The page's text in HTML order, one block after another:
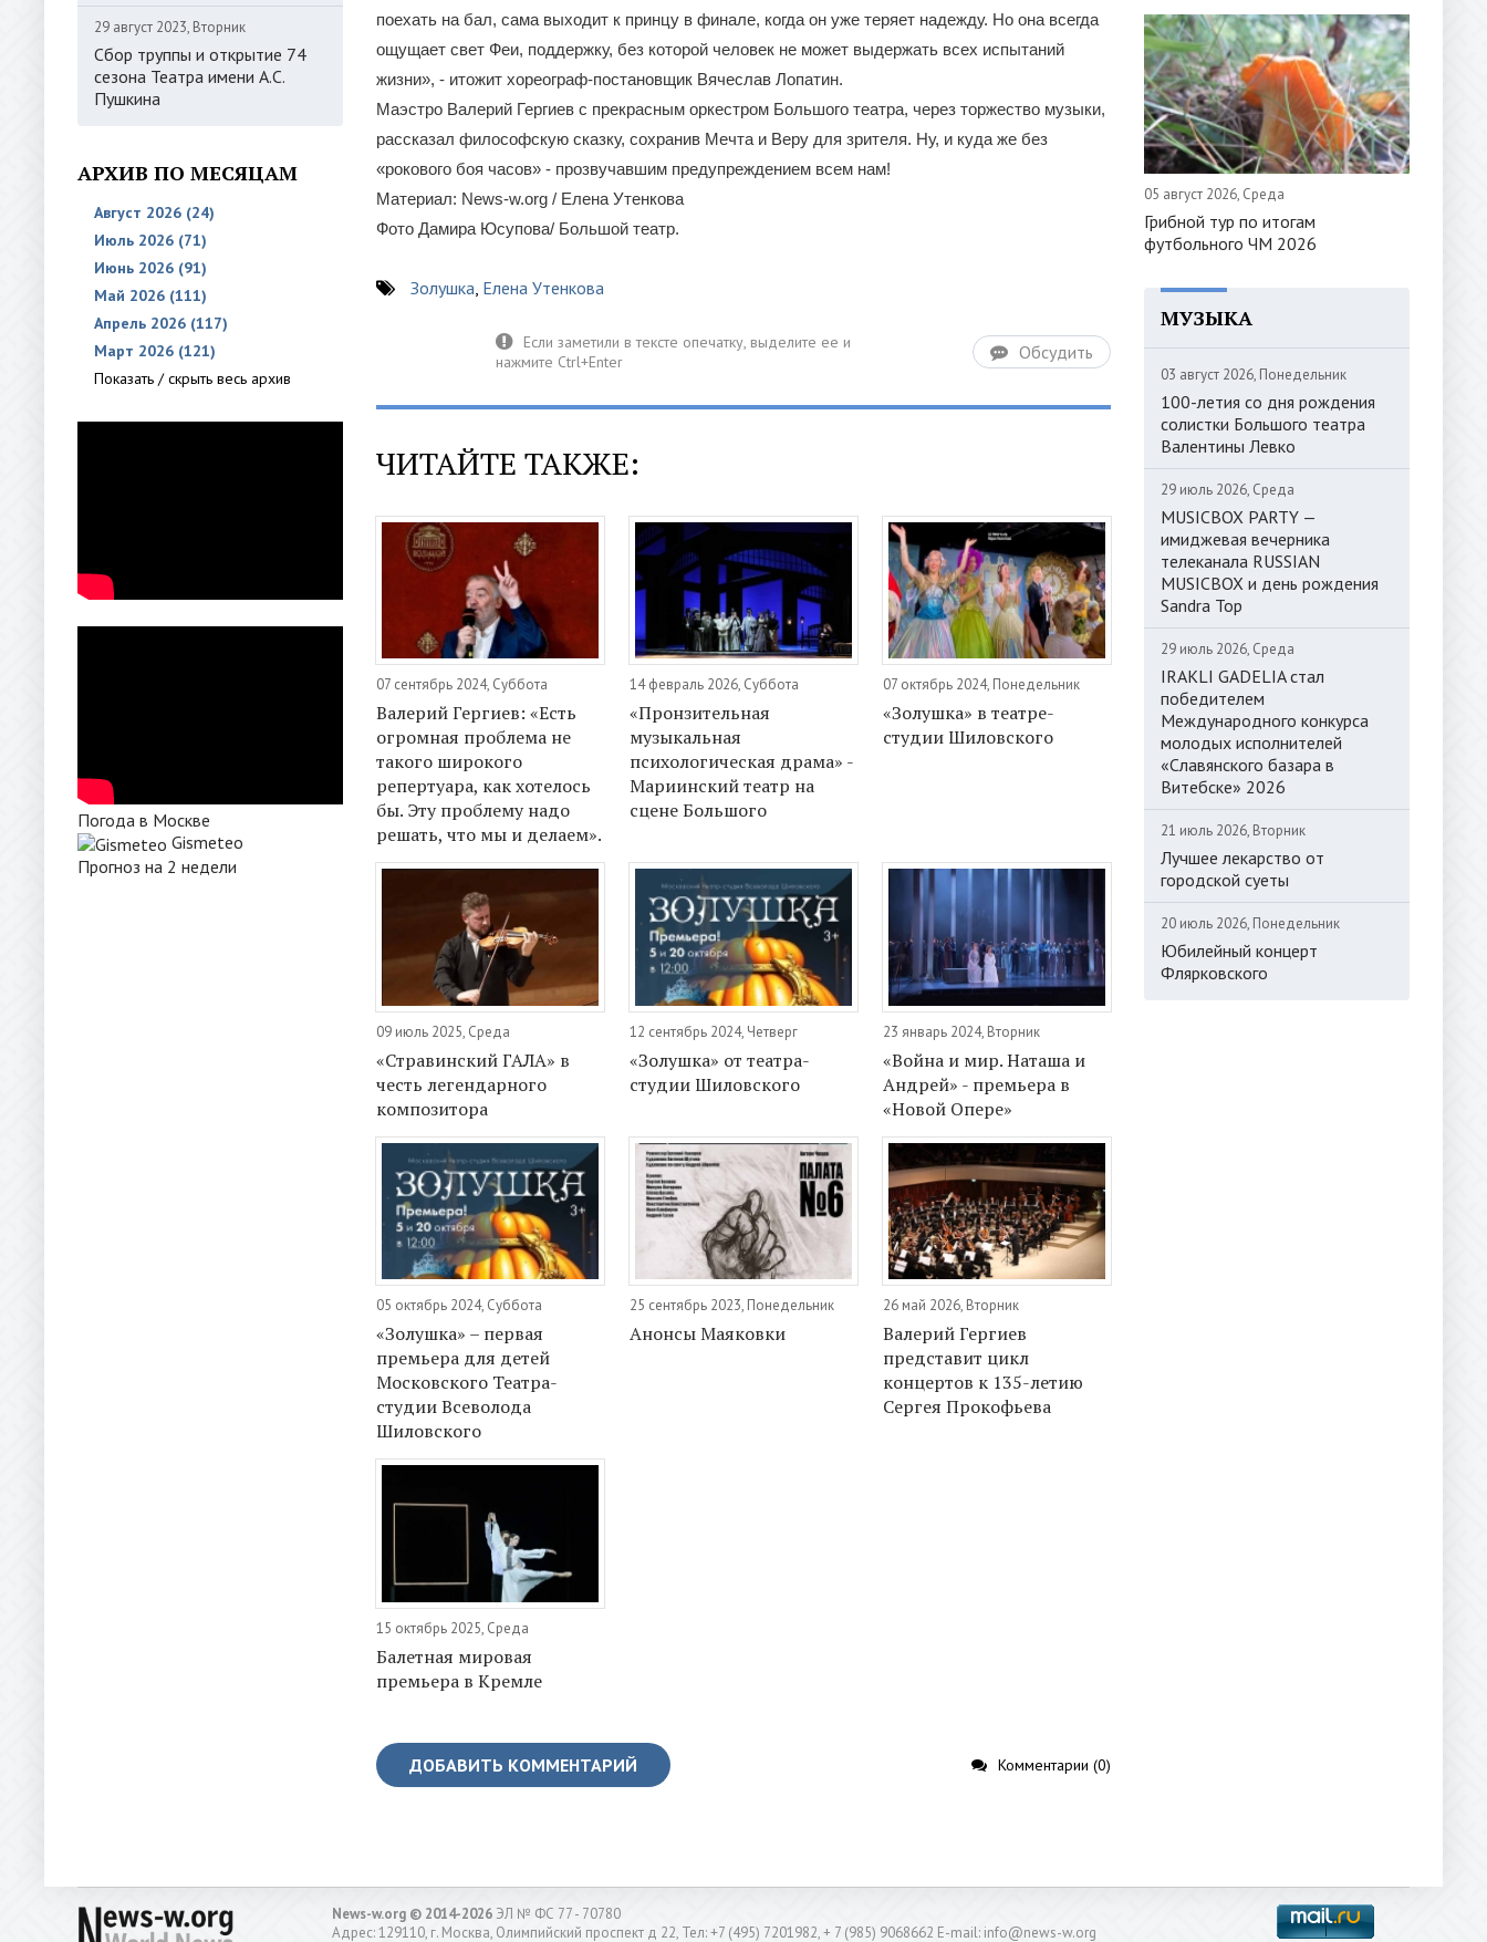
29 август 2023, Вторник
Сбор труппы и открытие 74
сезона Театра имени А.С.
Пушкина
АРХИВ ПО МЕСЯЦАМ
Август 2026 (24)
Июль 2026 (71)
Июнь 2026 (91)
Май 2026 (111)
Апрель 2026 (117)
Март 2026 (121)
Показать / скрыть весь архив
Погода в Москве
Gismeteo
Прогноз на 2 недели
поехать на бал, сама выходит к принцу в финале, когда он уже теряет надежду. Но она всегда
ощущает свет Феи, поддержку, без которой человек не может выдержать всех испытаний
жизни», - итожит хореограф-постановщик Вячеслав Лопатин.
Маэстро Валерий Гергиев с прекрасным оркестром Большого театра, через торжество музыки,
рассказал философскую сказку, сохранив Мечта и Веру для зрителя. Ну, и куда же без
«рокового боя часов» - прозвучавшим предупреждением всем нам!
Материал: News-w.org / Елена Утенкова
Фото Дамира Юсупова/ Большой театр.
Золушка, Елена Утенкова
Обсудить
ЧИТАЙТЕ ТАКЖЕ:
07 сентябрь 2024, Суббота
Валерий Гергиев: «Есть
огромная проблема не
такого широкого
репертуара, как хотелось
бы. Эту проблему надо
решать, что мы и делаем».
14 февраль 2026, Суббота
«Пронзительная
музыкальная
психологическая драма» -
Мариинский театр на
сцене Большого
07 октябрь 2024, Понедельник
«Золушка» в театре-
студии Шиловского
09 июль 2025, Среда
«Стравинский ГАЛА» в
честь легендарного
композитора
12 сентябрь 2024, Четверг
«Золушка» от театра-
студии Шиловского
23 январь 2024, Вторник
«Война и мир. Наташа и
Андрей» - премьера в
«Новой Опере»
05 октябрь 2024, Суббота
«Золушка» – первая
премьера для детей
Московского Театра-
студии Всеволода
Шиловского
25 сентябрь 2023, Понедельник
Анонсы Маяковки
26 май 2026, Вторник
Валерий Гергиев
представит цикл
концертов к 135-летию
Сергея Прокофьева
15 октябрь 2025, Среда
Балетная мировая
премьера в Кремле
ДОБАВИТЬ КОММЕНТАРИЙ Комментарии (0)
05 август 2026, Среда
Грибной тур по итогам
футбольного ЧМ 2026
МУЗЫКА
03 август 2026, Понедельник
100-летия со дня рождения
солистки Большого театра
Валентины Левко
29 июль 2026, Среда
MUSICBOX PARTY —
имиджевая вечерника
телеканала RUSSIAN
MUSICBOX и день рождения
Sandra Top
29 июль 2026, Среда
IRAKLI GADELIA стал
победителем
Международного конкурса
молодых исполнителей
«Славянского базара в
Витебске» 2026
21 июль 2026, Вторник
Лучшее лекарство от
городской суеты
20 июль 2026, Понедельник
Юбилейный концерт
Флярковского
News-w.org © 2014-2026 ЭЛ № ФС 77 - 70780
Адрес: 129110, г. Москва, Олимпийский проспект д 22, Тел: +7 (495) 7201982, + 7 (985) 9068662 E-mail: info@news-w.org